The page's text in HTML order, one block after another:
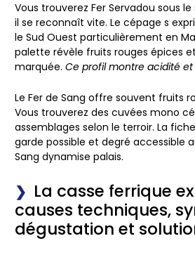
Vous trouverez Fer Servadou sous
il se reconnaît vite. Le cépage s
le Sud Ouest particulièrement en
palette révèle fruits rouges épices
marquée. Ce profil montre acidité
Le Fer de Sang offre souvent fruits
Vous trouverez des cuvées mono
assemblages selon le terroir. La
garde possible et degré accessible
Sang dynamise palais.
La casse ferrique
causes techniques,
dégustation et